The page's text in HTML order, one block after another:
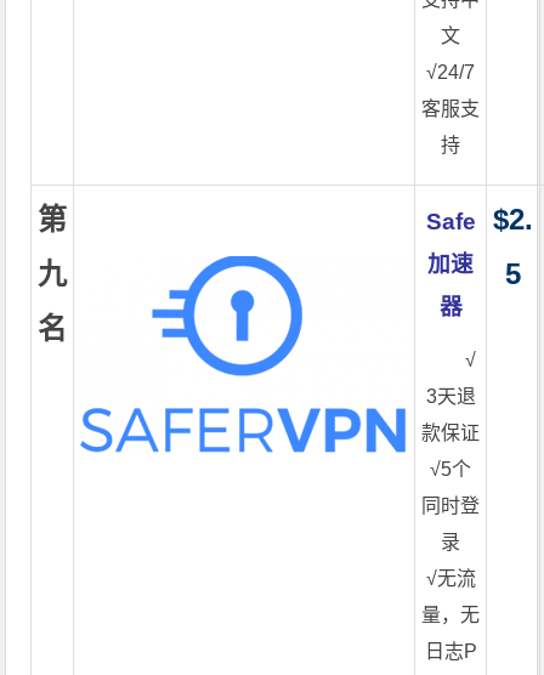
文
√24/7
客服支
持
第
九
名
Safe
加速
器
√
3天退
款保证
√5个
同时登
录
√无流
量，无
日志P
$2.
5